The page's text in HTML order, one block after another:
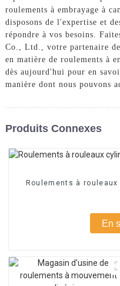
roulements à embrayage à
disposons de l'expertise et
répondre à vos besoins.
Co., Ltd., votre partenaire
en matière de roulements à
dès aujourd'hui pour en
manière dont nous pouvons
Produits Connexes
Roulements à
En